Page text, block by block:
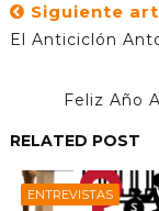
Siguiente
El Anticiclón
Feliz Año
RELATED POST
ENTREVISTAS